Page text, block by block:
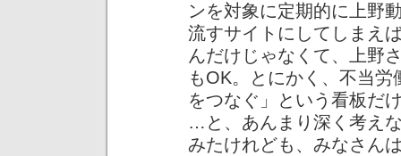
ンを対象に定期的に上野
流すサイトにしてしまえ
んだけじゃなくて、上野
もOK。とにかく、不当
をつなぐ」という看板だ
…と、あんまり深く考え
みたけれども、みなさん